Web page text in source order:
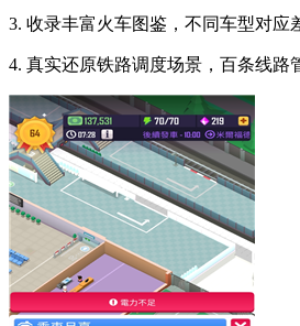
3. 收录丰富火车图鉴，不同车型对应
4. 真实还原铁路调度场景，百条线路